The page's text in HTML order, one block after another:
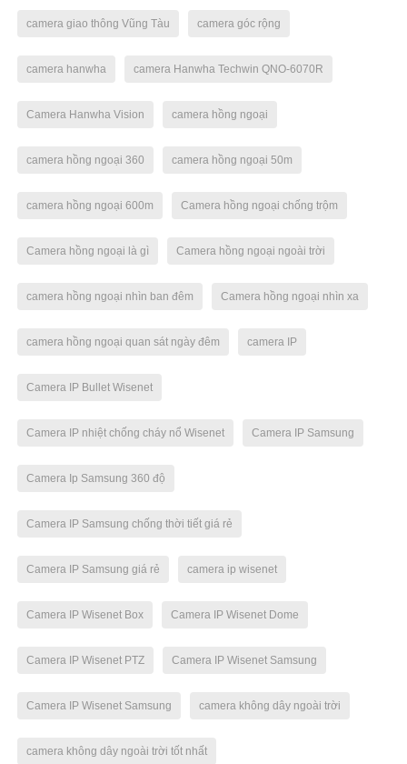
camera giao thông Vũng Tàu camera góc rộng
camera hanwha camera Hanwha Techwin QNO-6070R
Camera Hanwha Vision camera hồng ngoại
camera hồng ngoại 360 camera hồng ngoại 50m
camera hồng ngoại 600m Camera hồng ngoại chống trộm
Camera hồng ngoại là gì Camera hồng ngoại ngoài trời
camera hồng ngoại nhìn ban đêm Camera hồng ngoại nhìn xa
camera hồng ngoại quan sát ngày đêm camera IP
Camera IP Bullet Wisenet
Camera IP nhiệt chống cháy nổ Wisenet Camera IP Samsung
Camera Ip Samsung 360 độ
Camera IP Samsung chống thời tiết giá rẻ
Camera IP Samsung giá rẻ camera ip wisenet
Camera IP Wisenet Box Camera IP Wisenet Dome
Camera IP Wisenet PTZ Camera IP Wisenet Samsung
Camera IP Wisenet Samsung camera không dây ngoài trời
camera không dây ngoài trời tốt nhất